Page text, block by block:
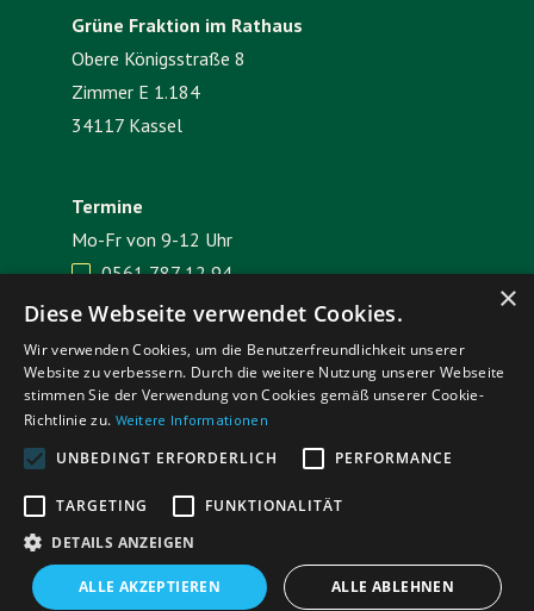
Grüne Fraktion im Rathaus
Obere Königsstraße 8
Zimmer E 1.184
34117 Kassel
Termine
Mo-Fr von 9-12 Uhr
 0561 787 12 94
 E-Mail senden
Impressum Datenschutz
×
Diese Webseite verwendet Cookies.
Wir verwenden Cookies, um die Benutzerfreundlichkeit unserer
Website zu verbessern. Durch die weitere Nutzung unserer Webseite
stimmen Sie der Verwendung von Cookies gemäß unserer Cookie-
Richtlinie zu. Weitere Informationen
UNBEDINGT ERFORDERLICH PERFORMANCE
TARGETING
FUNKTIONALITÄT
DETAILS ANZEIGEN
ALLE AKZEPTIEREN ALLE ABLEHNEN